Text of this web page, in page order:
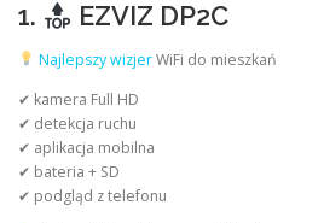
1. EZVIZ DP2C
Najlepszy wizjerWiFi do mieszkań
✔ kamera Full HD
✔ detekcja ruchu
✔ aplikacja mobilna
✔ bateria + SD
✔ podgląd z telefonu